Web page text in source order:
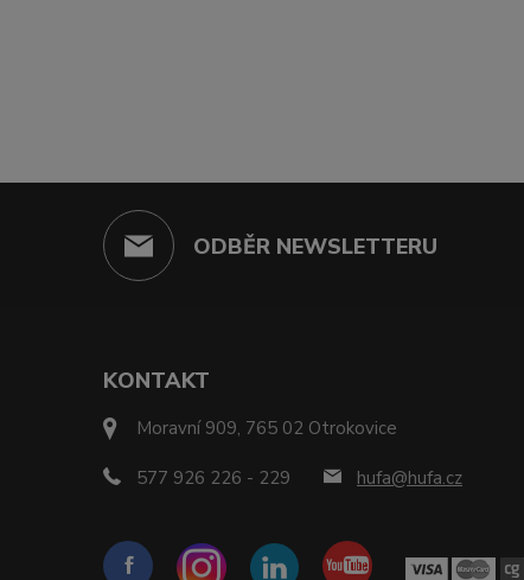
ODBĚR NEWSLETTERU
KONTAKT
Moravní 909, 765 02 Otrokovice
577 926 226 - 229 hufa@hufa.cz